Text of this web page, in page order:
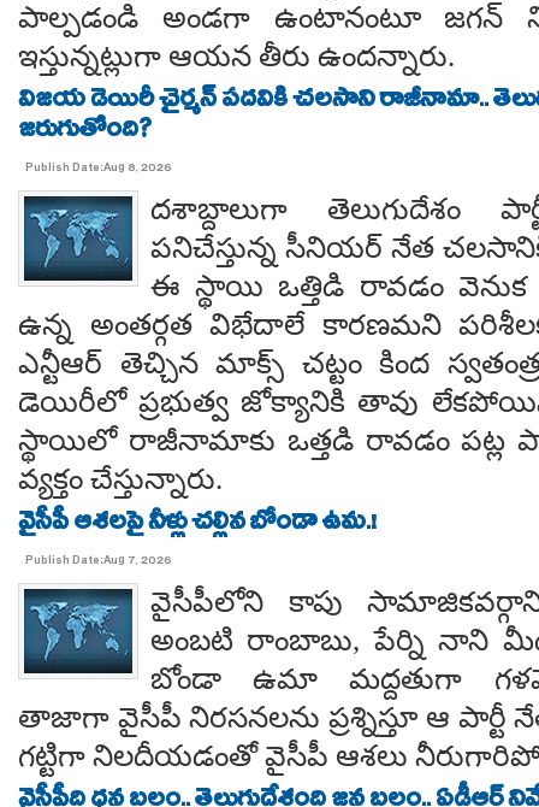
పాల్పడండి అండగా ఉంటానంటూ జగన్
ఇస్తున్నట్లుగా ఆయన తీరు ఉందన్నారు.
విజయ డెయిరీ చైర్మన్ పదవికి చలసాని రాజీనామా..
జరుగుతోంది?
Publish Date:Aug 8, 2026
దశాబ్దాలుగా తెలుగుదేశం
పనిచేస్తున్న సీనియర్ నేత
ఈ స్థాయి ఒత్తిడి రావడం వెనుక
ఉన్న అంతర్గత విభేదాలే కారణమని
ఎన్టీఆర్ తెచ్చిన మాక్స్ చట్టం కింద
డెయిరీలో ప్రభుత్వ జోక్యానికి తావు
స్థాయిలో రాజీనామాకు ఒత్తడి రావడం పట్ల
వ్యక్తం చేస్తున్నారు.
వైసీపీ ఆశలపై నీళ్లు చల్లిన బోండా ఉమ.!
Publish Date:Aug 7, 2026
వైసీపీలోని కాపు
అంబటి రాంబాబు, పేర్ని నాని
బోండా ఉమా మద్దతుగా
తాజాగా వైసీపీ నిరసనలను ప్రశ్నిస్తూ ఆ
గట్టిగా నిలదీయడంతో వైసీపీ ఆశలు